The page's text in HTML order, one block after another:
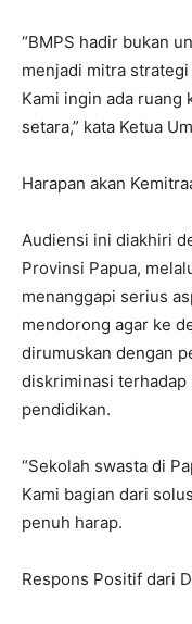
“BMPS hadir bukan
menjadi mitra
Kami ingin ada ruang
setara,” kata Ketua
Harapan akan
Audiensi ini diakhiri
Provinsi Papua,
menanggapi serius
mendorong agar ke
dirumuskan dengan
diskriminasi
pendidikan.
“Sekolah swasta di
Kami bagian dari
penuh harap.
Respons Positif dari